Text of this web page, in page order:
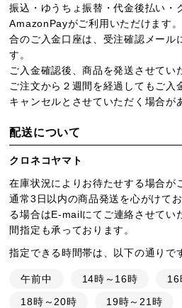
振込・ゆうちょ振替・代金後払い・
AmazonPayがご利用いただけます
合のご入金口座は、受注確認メール
す。
ご入金確認後、商品を発送させてい
ご注文から２週間を経過してもご入
キャンセルとさせていただく場合が
配送について
クロネコヤマト
在庫状況によりお待たせする場合が
通常3日以内の商品発送を心がけて
る場合はE-mailにてご連絡させてい
間指定も承っております。
指定できる時間帯は、以下の通りで
午前中 14時～16時
16
18時～20時
19時～21時